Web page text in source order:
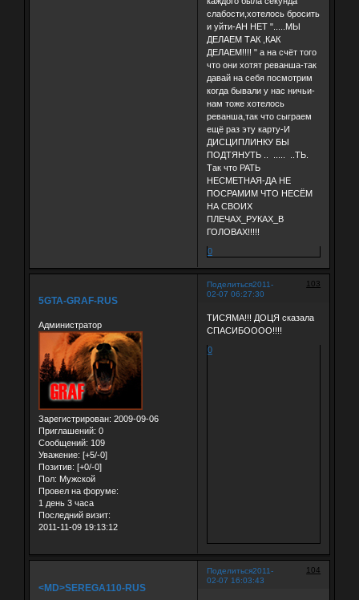
слабости,хотелось бросить
и уйти-АН НЕТ ".....МЫ
ДЕЛАЕМ ТАК ,КАК
ДЕЛАЕМ!!!! " а на счёт того
что они хотят реванша-так
давай на себя посмотрим
когда бывали у нас ничьи-
нам тоже хотелось
реванша,так что сыграем
ещё раз эту карту-И
ДИСЦИПЛИНКУ БЫ
ПОДТЯНУТЬ .. ..... ..ТЬ.
Так что РАТЬ
НЕСМЕТНАЯ-ДА НЕ
ПОСРАМИМ ЧТО НЕСЁМ
НА СВОИХ
ПЛЕЧАХ_РУКАХ_В
ГОЛОВАХ!!!!!
0
Поделиться 103
2011-
02-07 06:27:30
5GTA-GRAF-RUS
Администратор
Зарегистрирован: 2009-09-06
Приглашений: 0
Сообщений: 109
Уважение: [+5/-0]
Позитив: [+0/-0]
Пол: Мужской
Провел на форуме:
1 день 3 часа
Последний визит:
2011-11-09 19:13:12
ТИСЯМА!!! ДОЦЯ сказала
СПАСИБОООО!!!!
0
Поделиться 104
2011-
02-07 16:03:43
<MD>SEREGA110-RUS